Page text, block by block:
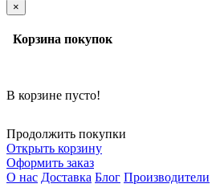
×
Корзина покупок
В корзине пусто!
Продолжить покупки
Открыть корзину
Оформить заказ
О нас Доставка Блог Производители